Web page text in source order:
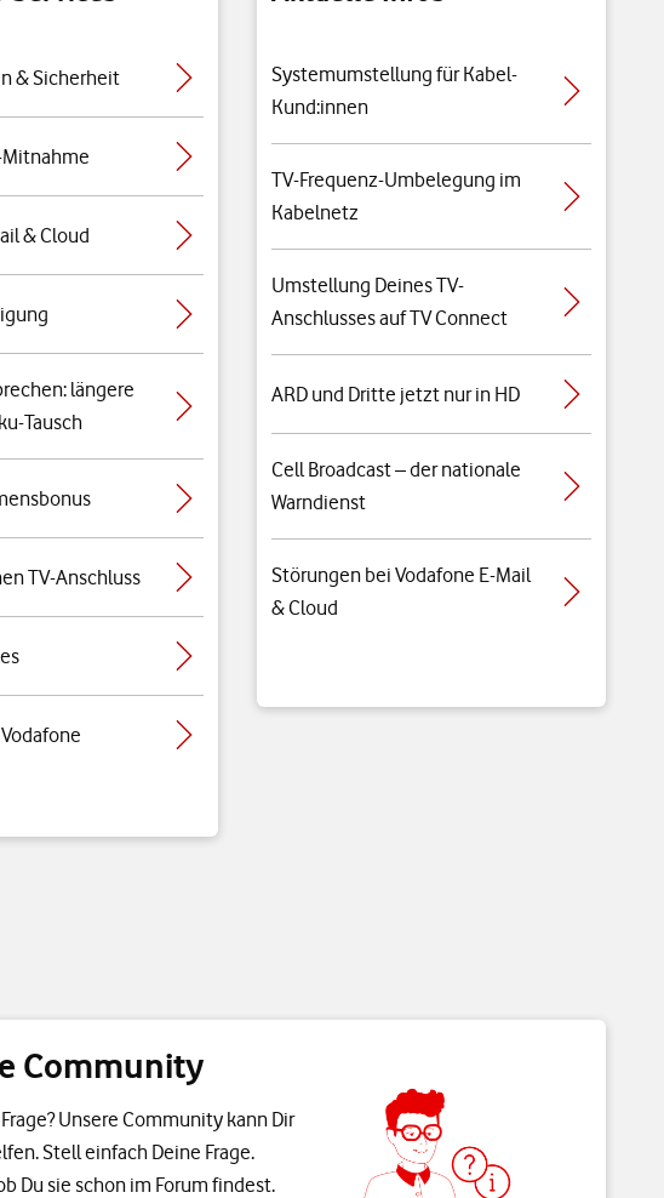
& Sicherheit
& Cloud
längere
Tausch
TV-Anschluss
Systemumstellung für Kabel-
Kund:innen
TV-Frequenz-Umbelegung im
Kabelnetz
Umstellung Deines TV-
Anschlusses auf TV Connect
ARD und Dritte jetzt nur in HD
Cell Broadcast – der nationale
Warndienst
Störungen bei Vodafone E-Mail
& Cloud
Community
Unsere Community kann Dir
Stell einfach Deine Frage.
Du sie schon im Forum findest.